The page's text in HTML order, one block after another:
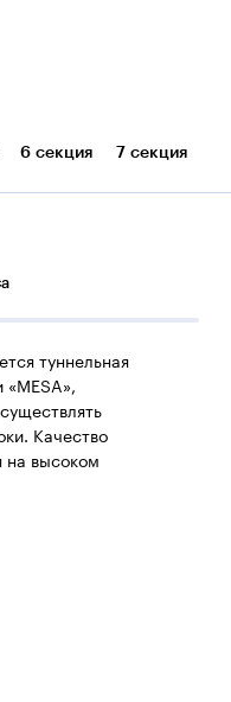
6 секция 7 секция
туннельная
«MESA»,
Качество
на высоком